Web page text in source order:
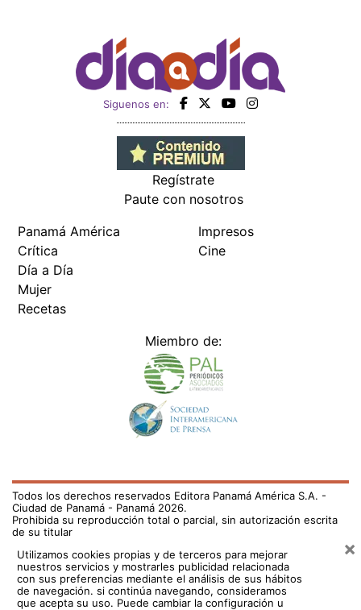
Siguenos en:
Regístrate
Paute con nosotros
Panamá América
Crítica
Día a Día
Mujer
Recetas
Impresos
Cine
Miembro de:
Todos los derechos reservados Editora Panamá América S.A. -
Ciudad de Panamá - Panamá 2026.
Prohibida su reproducción total o parcial, sin autorización escrita
de su titular
Utilizamos cookies propias y de terceros para mejorar
nuestros servicios y mostrarles publicidad relacionada
con sus preferencias mediante el análisis de sus hábitos
de navegación. si continúa navegando, consideramos
que acepta su uso. Puede cambiar la configuración u
×